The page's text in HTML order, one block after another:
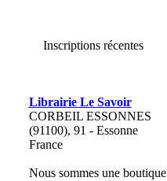
Inscriptions récentes
Librairie Le Savoir
CORBEIL ESSONNES
(91100), 91 - Essonne
France
Nous sommes une boutique